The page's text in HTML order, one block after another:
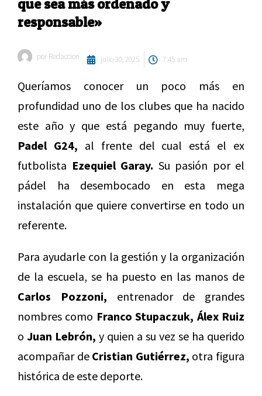
que sea más ordenado y
responsable»
por Redaccion julio 30, 2025 7:45 am
Queríamos conocer un poco más en
profundidad uno de los clubes que ha nacido
este año y que está pegando muy fuerte,
Padel G24, al frente del cual está el ex
futbolista Ezequiel Garay. Su pasión por el
pádel ha desembocado en esta mega
instalación que quiere convertirse en todo un
referente.
Para ayudarle con la gestión y la organización
de la escuela, se ha puesto en las manos de
Carlos Pozzoni, entrenador de grandes
nombres como Franco Stupaczuk, Álex Ruiz
o Juan Lebrón, y quien a su vez se ha querido
acompañar de Cristian Gutiérrez, otra figura
histórica de este deporte.